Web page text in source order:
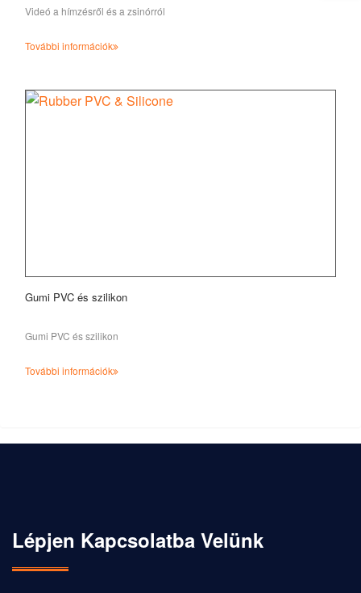
Videó a hímzésről és a zsinórról
További információk
Gumi PVC és szilikon
Gumi PVC és szilikon
További információk
Lépjen Kapcsolatba Velünk